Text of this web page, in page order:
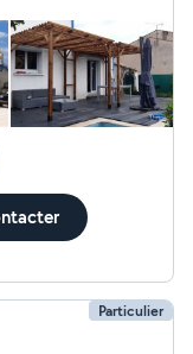
Particulier